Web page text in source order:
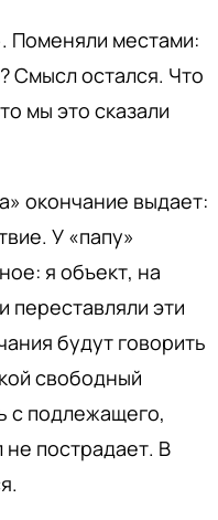
Поменяли местами:
Смысл остался. Что
мы это сказали
окончание выдает:
У «папу»
я объект, на
переставляли эти
будут говорить
свободный
с подлежащего,
пострадает. В